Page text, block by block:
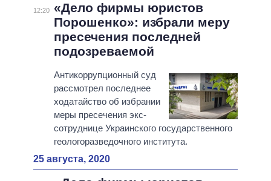
12:20
«Дело фирмы юристов
Порошенко»: избрали меру
пресечения последней
подозреваемой
Антикоррупционный суд
рассмотрел последнее
ходатайство об избрании
меры пресечения экс-
сотруднице Украинского государственного
геологоразведочного института.
25 августа, 2020